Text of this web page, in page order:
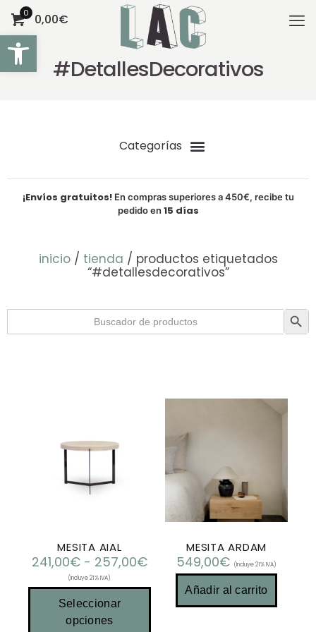
Abrir barra de herramientas
0 0,00€
#DetallesDecorativos
¡Envíos gratuitos!En compras superiores a 450€, recibe tu
pedido en 15 días
inicio/ tienda / productos etiquetados
“#detallesdecorativos”
Buscar: Botón de
MESITA AIAL
241,00€ - 257,00€
(Incluye 21% IVA)
Seleccionar
opciones
MESITA ARDAM
549,00€ (Incluye 21% IVA)
Añadir al carrito